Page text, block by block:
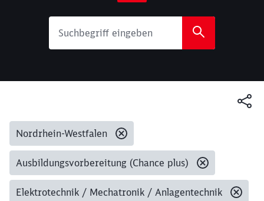
Gesetzte Filter:
Nordrhein-Westfalen
Ausbildungsvorbereitung (Chance plus)
Elektrotechnik / Mechatronik / Anlagentechnik